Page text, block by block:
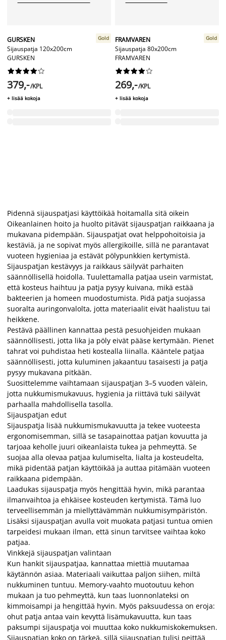
GURSKEN
Sijauspatja 120x200cm
GURSKEN
Gold






379,-/KPL
+ lisää kokoja
FRAMVAREN
Sijauspatja 80x200cm
FRAMVAREN
Gold






269,-/KPL
+ lisää kokoja
Pidennä sijauspatjasi käyttöikää hoitamalla sitä oikein
Oikeanlainen hoito ja huolto pitävät sijauspatjan raikkaana ja
mukavana pidempään. Sijauspatjat ovat helppohoitoisia ja
kestäviä, ja ne sopivat myös allergikoille, sillä ne parantavat
vuoteen hygieniaa ja estävät pölypunkkien kertymistä.
Sijauspatjan kestävyys ja raikkaus säilyvät parhaiten
säännöllisellä hoidolla. Tuulettamalla patjaa usein varmistat,
että kosteus haihtuu ja patja pysyy kuivana, mikä estää
bakteerien ja homeen muodostumista. Pidä patja suojassa
suoralta auringonvalolta, jotta materiaalit eivät haalistuu tai
heikkene.
Pestävä päällinen kannattaa pestä pesuohjeiden mukaan
säännöllisesti, jotta lika ja pöly eivät pääse kertymään. Pienet
tahrat voi puhdistaa heti kostealla liinalla. Kääntele patjaa
säännöllisesti, jotta kuluminen jakaantuu tasaisesti ja patja
pysyy mukavana pitkään.
Suosittelemme vaihtamaan sijauspatjan 3–5 vuoden välein,
jotta nukkumismukavuus, hygienia ja riittävä tuki säilyvät
parhaalla mahdollisella tasolla.
Sijauspatjan edut
Sijauspatja lisää nukkumismukavuutta ja tekee vuoteesta
ergonomisemman, sillä se tasapainottaa patjan kovuutta ja
tarjoaa keholle juuri oikeanlaista tukea ja pehmeyttä. Se
suojaa alla olevaa patjaa kulumiselta, lialta ja kosteudelta,
mikä pidentää patjan käyttöikää ja auttaa pitämään vuoteen
raikkaana pidempään.
Laadukas sijauspatja myös hengittää hyvin, mikä parantaa
ilmanvaihtoa ja ehkäisee kosteuden kertymistä. Tämä luo
terveellisemmän ja miellyttävämmän nukkumisympäristön.
Lisäksi sijauspatjan avulla voit muokata patjasi tuntua omien
tarpeidesi mukaan ilman, että sinun tarvitsee vaihtaa koko
patjaa.
Vinkkejä sijauspatjan valintaan
Kun hankit sijauspatjaa, kannattaa miettiä muutamaa
käytännön asiaa. Materiaali vaikuttaa paljon siihen, miltä
nukkuminen tuntuu. Memory-vaahto muotoutuu kehon
mukaan ja tuo pehmeyttä, kun taas luonnonlateksi on
kimmoisampi ja hengittää hyvin. Myös paksuudessa on eroja:
ohut patja antaa vain kevyttä lisämukavuutta, kun taas
paksumpi sijauspatja voi muuttaa koko nukkumiskokemuksen.
Sijauspatjan koko on tärkeä, sillä sijauspatjan tulisi peittää